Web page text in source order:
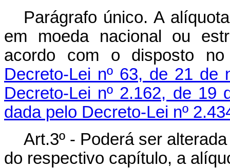
Parágrafo único. A
em moeda nacional ou
acordo com o disposto
Decreto-Lei nº 63, de 21 de
Decreto-Lei nº 2.162, de 19
dada pelo Decreto-Lei nº
Art.3º - Poderá ser
do respectivo capítulo, a